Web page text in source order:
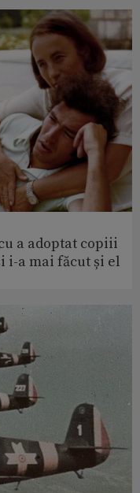
a adoptat copiii
i-a mai făcut și el